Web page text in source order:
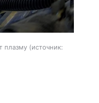
плазму
источник: